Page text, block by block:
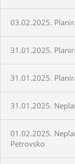
03.02.2025.
31.01.2025.
31.01.2025.
31.01.2025.
01.02.2025.
Petrovsko